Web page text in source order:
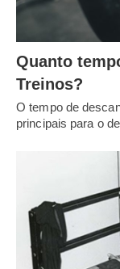
Quanto
Treinos?
O tempo de
principais para o